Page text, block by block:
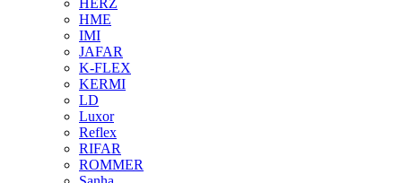
HME
IMI
JAFAR
K-FLEX
KERMI
LD
Luxor
Reflex
RIFAR
ROMMER